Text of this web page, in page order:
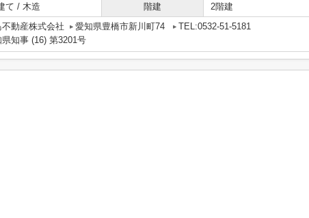
て / 木造 階建 2階建
不動産株式会社 愛知県豊橋市新川町74
TEL:0532-51-5181
県知事 (16) 第3201号